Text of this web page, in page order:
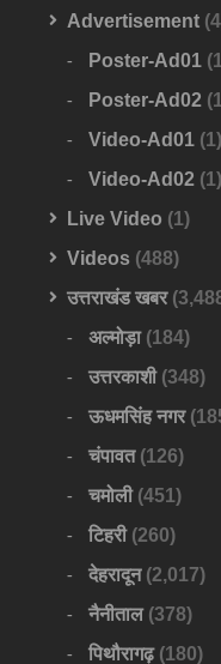
Advertisement
Poster-Ad01
Poster-Ad02
Video-Ad01 (1)
Video-Ad02 (1)
Live Video (1)
Videos (488)
उत्तराखंड खबर
अल्मोड़ा(184)
उत्तरकाशी(348)
ऊधमसिंह नगर
चंपावत(126)
चमोली(451)
टिहरी(260)
देहरादून(2,017)
नैनीताल(378)
पिथौरागढ़(180)